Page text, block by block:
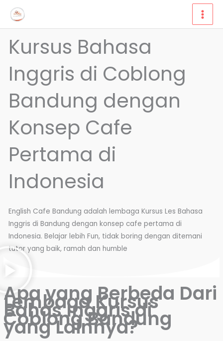
Lewati
konten
Kursus Bahasa
Inggris di Coblong
Bandung dengan
Konsep Cafe
Pertama di
Indonesia
English Cafe Bandung adalah lembaga Kursus Les Bahasa
Inggris di Bandung dengan konsep cafe pertama di
Indonesia. Belajar lebih Fun, tidak boring dengan ditemani
tutor yang baik, ramah dan humble
Apa yang Berbeda Dari
Lembaga Kursus
Bahas Inggris di
Coblong Bandung
yang Lainnya?